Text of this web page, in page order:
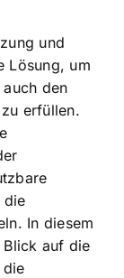
und
Lösung, um
den
erfüllen.
die
In diesem
auf die
die